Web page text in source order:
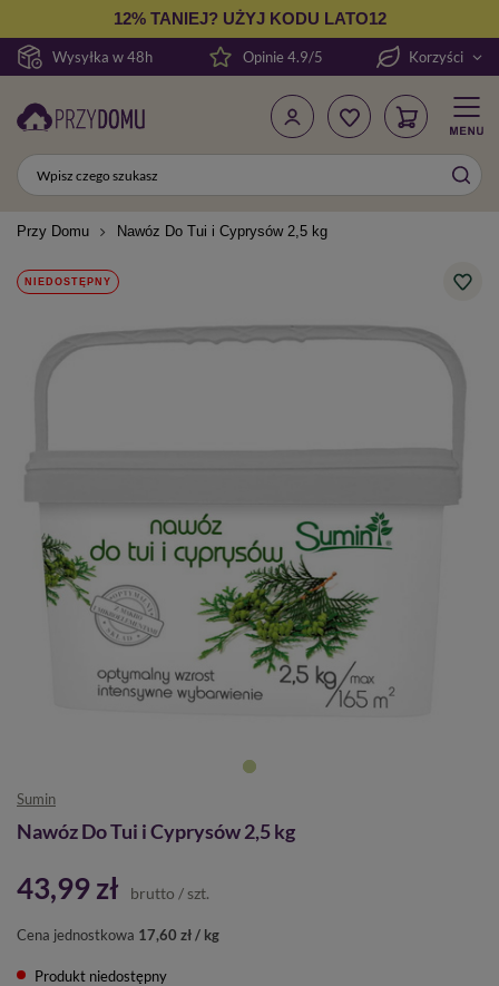
Wysyłka w 48h
12% TANIEJ? UŻYJ KODU LATO12
Opinie 4.9/5 Korzyści
Przy Domu Nawóz Do Tui i Cyprysów 2,5 kg
NIEDOSTĘPNY
Sumin
Nawóz Do Tui i Cyprysów 2,5 kg
43,99 zł brutto / szt.
Cena jednostkowa 17,60 zł / kg
Produkt niedostępny